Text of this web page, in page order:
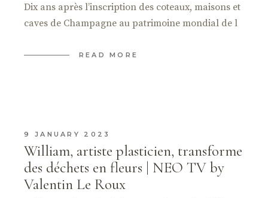
Dix ans après l’inscription des coteaux, maisons et
caves de Champagne au patrimoine mondial de l
READ MORE
9 JANUARY 2023
William, artiste plasticien, transforme
des déchets en fleurs | NEO TV by
Valentin Le Roux